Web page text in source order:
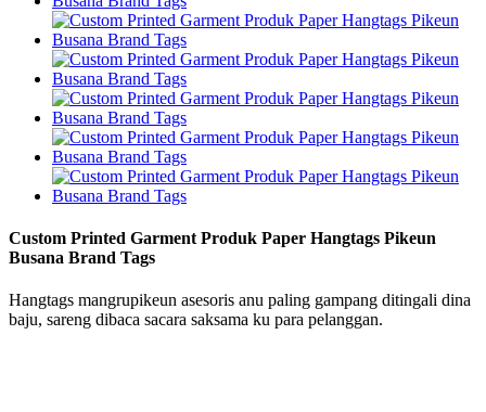
Custom Printed Garment Produk Paper Hangtags Pikeun
Busana Brand Tags
Hangtags mangrupikeun asesoris anu paling gampang ditingali dina
baju, sareng dibaca sacara saksama ku para pelanggan.